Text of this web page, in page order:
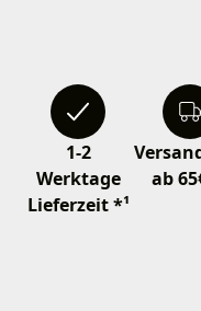
1-2
Werktage
Lieferzeit *¹
ab